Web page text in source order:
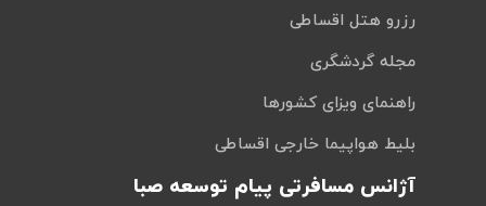
رزرو هتل اقساطی
مجله گردشگری
راهنمای ویزای کشورها
بلیط هواپیما خارجی اقساطی
آژانس مسافرتی پیام توسعه صبا